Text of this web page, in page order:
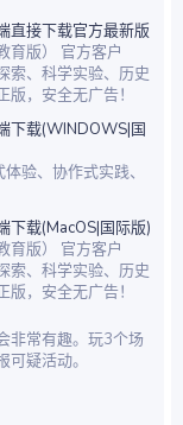
直接下载官方最新版
育版） 官方客户
索、科学实验、历史
，安全无广告！
下载(WINDOWS|国
验、协作式实践、
下载(MacOS|国际版)
育版） 官方客户
索、科学实验、历史
，安全无广告！
非常有趣。玩3个场
疑活动。